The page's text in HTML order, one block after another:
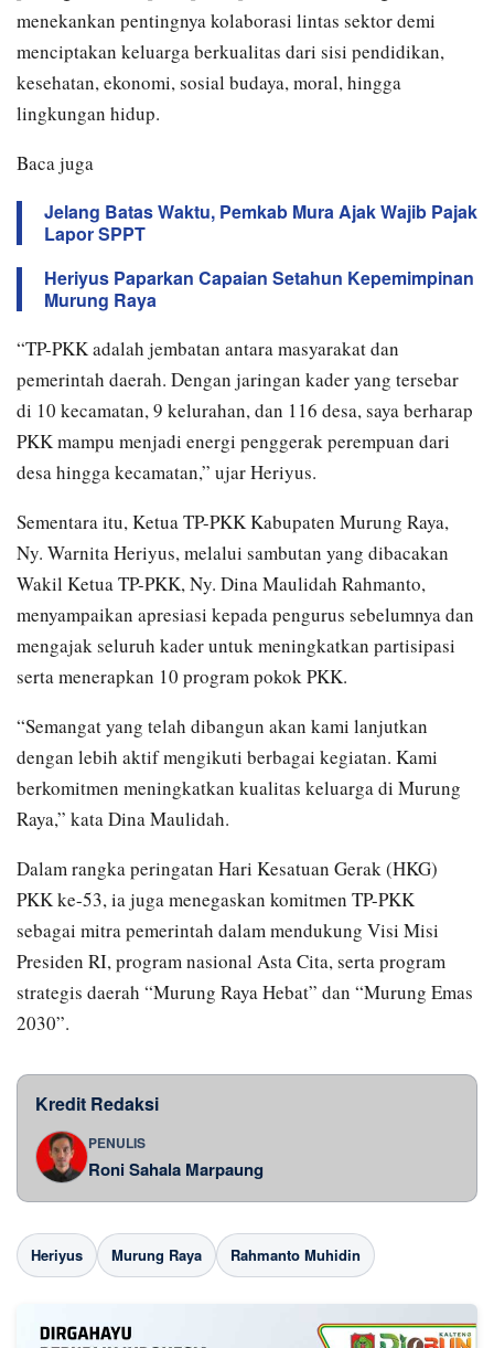
menekankan pentingnya kolaborasi lintas sektor demi
menciptakan keluarga berkualitas dari sisi pendidikan,
kesehatan, ekonomi, sosial budaya, moral, hingga
lingkungan hidup.
Baca juga
Jelang Batas Waktu, Pemkab Mura Ajak Wajib Pajak
Lapor SPPT
Heriyus Paparkan Capaian Setahun Kepemimpinan
Murung Raya
“TP-PKK adalah jembatan antara masyarakat dan
pemerintah daerah. Dengan jaringan kader yang tersebar
di 10 kecamatan, 9 kelurahan, dan 116 desa, saya berharap
PKK mampu menjadi energi penggerak perempuan dari
desa hingga kecamatan,” ujar Heriyus.
Sementara itu, Ketua TP-PKK Kabupaten Murung Raya,
Ny. Warnita Heriyus, melalui sambutan yang dibacakan
Wakil Ketua TP-PKK, Ny. Dina Maulidah Rahmanto,
menyampaikan apresiasi kepada pengurus sebelumnya dan
mengajak seluruh kader untuk meningkatkan partisipasi
serta menerapkan 10 program pokok PKK.
“Semangat yang telah dibangun akan kami lanjutkan
dengan lebih aktif mengikuti berbagai kegiatan. Kami
berkomitmen meningkatkan kualitas keluarga di Murung
Raya,” kata Dina Maulidah.
Dalam rangka peringatan Hari Kesatuan Gerak (HKG)
PKK ke-53, ia juga menegaskan komitmen TP-PKK
sebagai mitra pemerintah dalam mendukung Visi Misi
Presiden RI, program nasional Asta Cita, serta program
strategis daerah “Murung Raya Hebat” dan “Murung Emas
2030”.
Kredit Redaksi
PENULIS
Roni Sahala Marpaung
Heriyus Murung Raya Rahmanto Muhidin